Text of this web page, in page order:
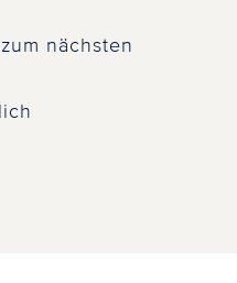
nächsten